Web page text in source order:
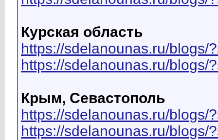
Курская область
https://sdelanounas.ru/blogs/
https://sdelanounas.ru/blogs/
Крым, Севастополь
https://sdelanounas.ru/blogs/
https://sdelanounas.ru/blogs/